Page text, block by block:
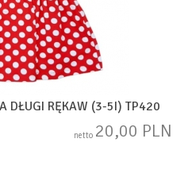
DŁUGI RĘKAW (3-5I) TP420
netto 20,00 PLN